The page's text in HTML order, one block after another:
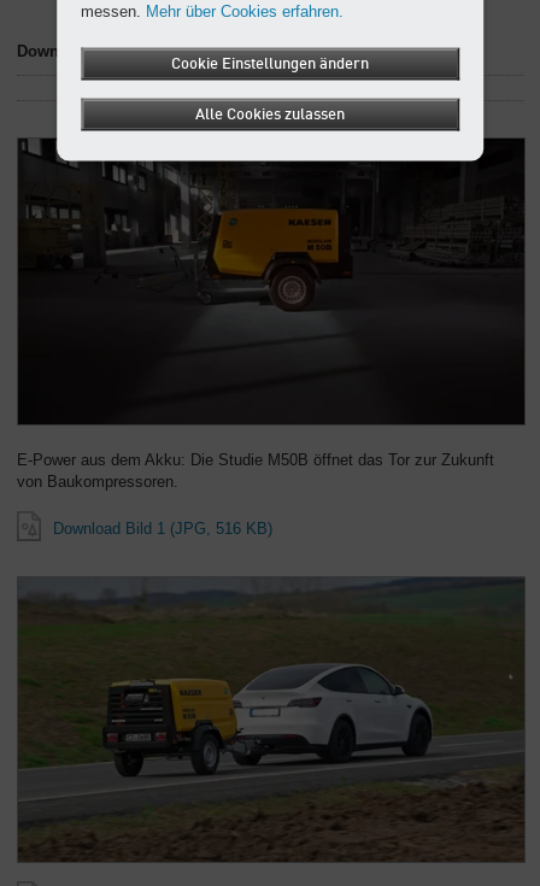
Downloads zum Artikel
E-Power aus dem Akku: Die Studie M50B öffnet das Tor zur Zukunft
von Baukompressoren.
Download Bild 1 (JPG, 516 KB)
messen. Mehr über Cookies erfahren.
Cookie Einstellungen ändern
Alle Cookies zulassen